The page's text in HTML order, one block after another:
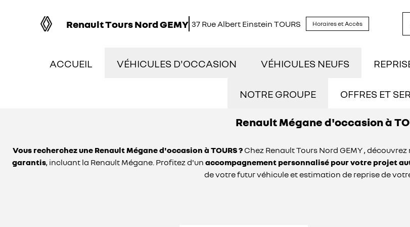
Renault Tours Nord GEMY 37 Rue Albert Einstein TOURS Horaires et Accès
ACCUEIL VÉHICULES D'OCCASION
NOS OCCASIONS EN STOCK
VÉHICULES DE DÉMONSTRATION
OCCASIONS FAIBLE KILOMÉTRAGE
VÉHICULES NEUFS
DÉCOUVREZ NOTRE GAMME
RÉSERVEZ UN ESSAI
DÉCOUVREZ L'ÉLECTRIQUE
NOTRE GROUPE
NOUS REJOINDRE
NOS ACTUALITÉS
OFFRES ET
Renault Mégane d'occasion à
Vous recherchez une Renault Mégane d'occasion à TOURS ?Chez Renault Tours Nord GEMY ,
garantis, incluant la Renault Mégane. Profitez d'un accompagnement personnalisé pour votre projet
de votre futur véhicule et estimation de reprise de